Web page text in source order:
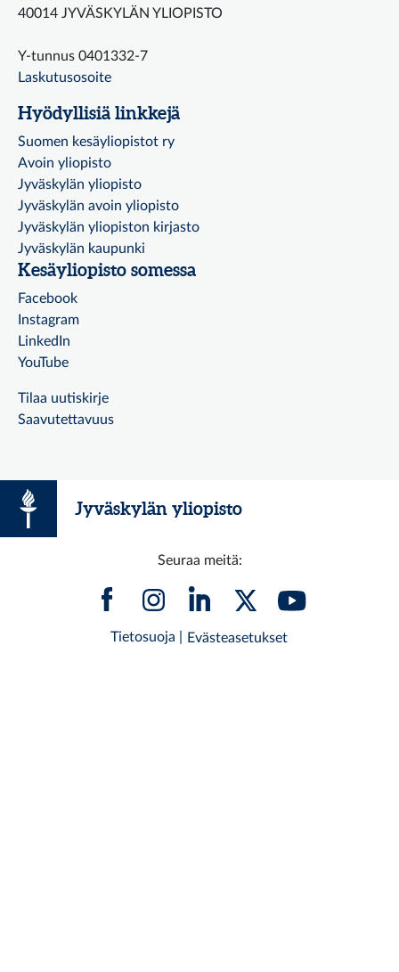
40014 JYVÄSKYLÄN YLIOPISTO
Y-tunnus 0401332-7
Laskutusosoite
Hyödyllisiä linkkejä
Suomen kesäyliopistot ry
Avoin yliopisto
Jyväskylän yliopisto
Jyväskylän avoin yliopisto
Jyväskylän yliopiston kirjasto
Jyväskylän kaupunki
Kesäyliopisto somessa
Facebook
Instagram
LinkedIn
YouTube
Tilaa uutiskirje
Saavutettavuus
Jyväskylän yliopisto
Seuraa meitä:
Tietosuoja Evästeasetukset